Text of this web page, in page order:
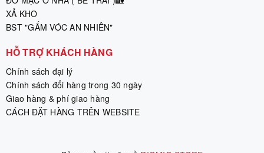
XẢ KHO
BST "GẤM VÓC AN NHIÊN"
HỖ TRỢ KHÁCH HÀNG
Chính sách đại lý
Chính sách đổi hàng trong 30 ngày
Giao hàng & phí giao hàng
CÁCH ĐẶT HÀNG TRÊN WEBSITE